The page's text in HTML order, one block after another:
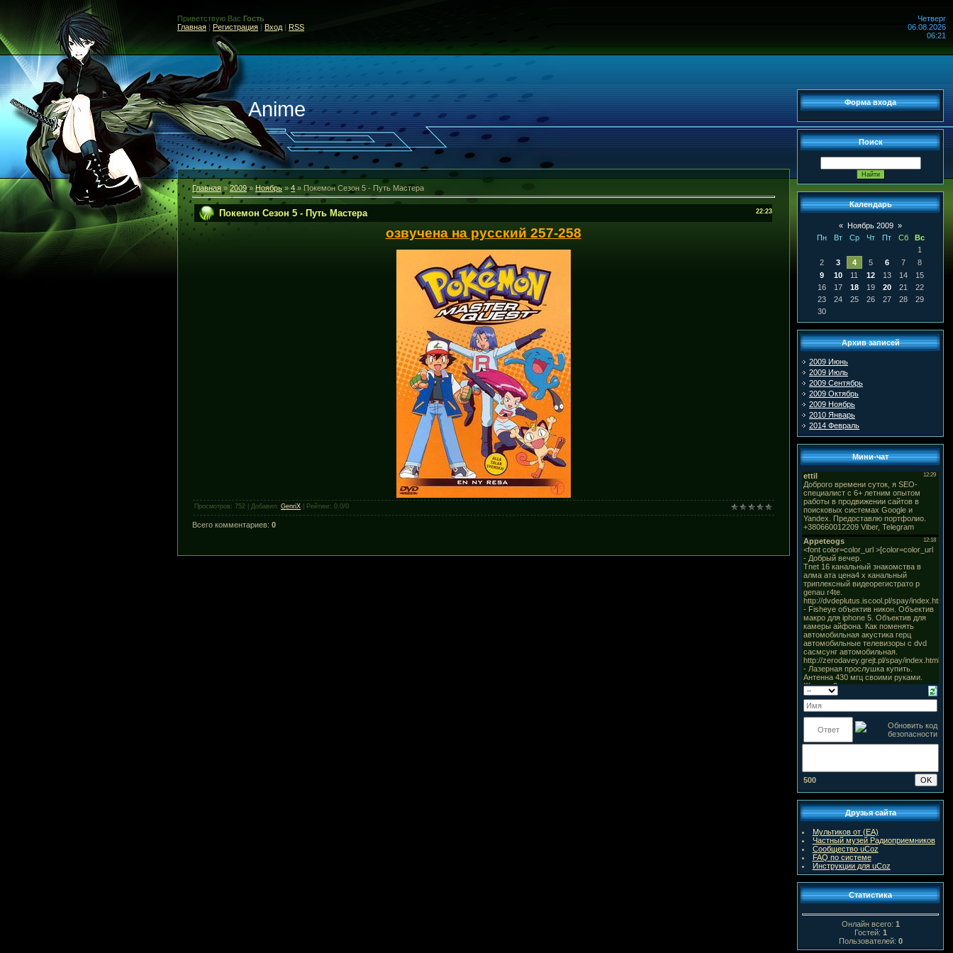
Приветствую Вас Гость
Главная | Регистрация | Вход | RSS
Anime
Главная » 2009 » Ноябрь » 4» Покемон Сезон 5 - Путь Мастера
22:23
Покемон Сезон 5 - Путь Мастера
озвучена на русский 257-258
Просмотров: 752 Добавил: GenriX Рейтинг: 0.0/0
Всего комментариев: 0
Четверг
06.08.2026
06:21
Форма входа
Поиск
Календарь
« Ноябрь 2009 »
Пн
Вт Ср Чт Пт Сб
Вс
1
2
3 4 5 6 7
8
9
10 11 12 13 14
15
16
17 18 19 20 21
22
23
24 25 26 27 28
29
30
Архив записей
2009 Июнь
2009 Июль
2009 Сентябрь
2009 Октябрь
2009 Ноябрь
2010 Январь
2014 Февраль
Мини-чат
500
Друзья сайта
Мультиков от (ЕА)
Частный музей Радиоприемников
Сообщество uCoz
FAQ по системе
Инструкции для uCoz
Статистика
Онлайн всего: 1
Гостей: 1
Пользователей: 0